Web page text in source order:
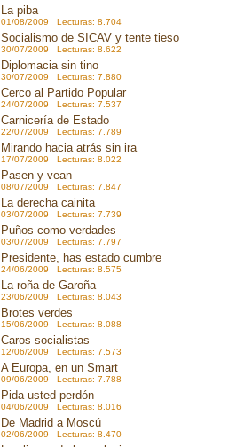
La piba
01/08/2009 Lecturas: 8.704
Socialismo de SICAV y tente tieso
30/07/2009 Lecturas: 8.622
Diplomacia sin tino
30/07/2009 Lecturas: 7.880
Cerco al Partido Popular
24/07/2009 Lecturas: 7.537
Carnicería de Estado
22/07/2009 Lecturas: 7.789
Mirando hacia atrás sin ira
17/07/2009 Lecturas: 8.022
Pasen y vean
08/07/2009 Lecturas: 7.847
La derecha cainita
03/07/2009 Lecturas: 7.739
Puños como verdades
03/07/2009 Lecturas: 7.797
Presidente, has estado cumbre
24/06/2009 Lecturas: 8.575
La roña de Garoña
23/06/2009 Lecturas: 8.043
Brotes verdes
15/06/2009 Lecturas: 8.088
Caros socialistas
12/06/2009 Lecturas: 7.573
A Europa, en un Smart
09/06/2009 Lecturas: 7.788
Pida usted perdón
04/06/2009 Lecturas: 8.016
De Madrid a Moscú
02/06/2009 Lecturas: 8.470